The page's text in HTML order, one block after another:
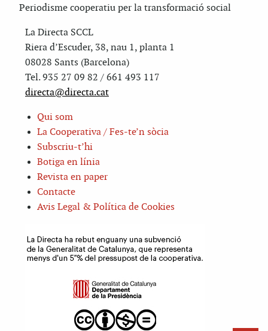
Periodisme cooperatiu per la transformació social
La Directa SCCL
Riera d’Escuder, 38, nau 1, planta 1
08028 Sants (Barcelona)
Tel. 935 27 09 82 / 661 493 117
directa@directa.cat
Qui som
La Cooperativa / Fes-te’n sòcia
Subscriu-t’hi
Botiga en línia
Revista en paper
Contacte
Avis Legal & Política de Cookies